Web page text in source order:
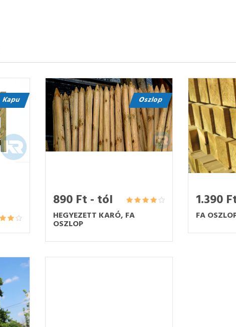
Kapu Oszlop
890 Ft - tól
HEGYEZETT KARÓ, FA
OSZLOP
1.390
FA